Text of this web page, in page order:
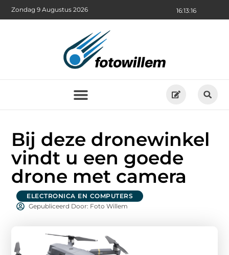
16:13:17
Zondag 9 Augustus 2026
Bij deze dronewinkel
vindt u een goede
drone met camera
ELECTRONICA EN COMPUTERS
Gepubliceerd Door: Foto Willem